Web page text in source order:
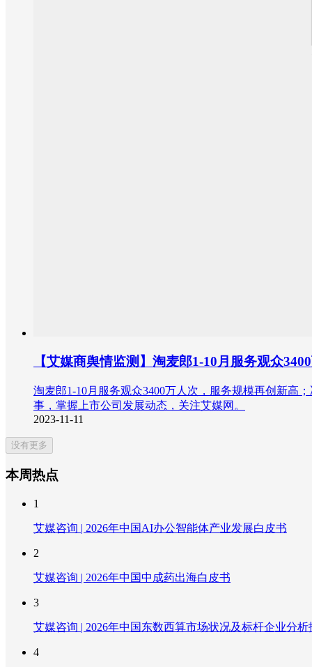
【艾媒商舆情监测】淘麦郎1-10月服务观众
淘麦郎1-10月服务观众3400万人次，服务规模再创新高
事，掌握上市公司发展动态，关注艾媒网。
2023-11-11
没有更多
本周热点
1
艾媒咨询 | 2026年中国AI办公智能体产业发展白皮书
2
艾媒咨询 | 2026年中国中成药出海白皮书
3
艾媒咨询 | 2026年中国东数西算市场状况及标杆企业分析
4